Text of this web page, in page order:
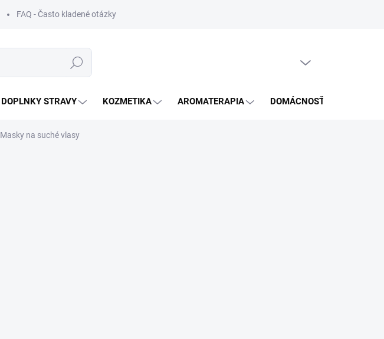
FAQ - Často kladené otázky
Hľadať
DOPLNKY STRAVY KOZMETIKA AROMATERAPIA DOMÁCNOSŤ
Masky na suché vlasy